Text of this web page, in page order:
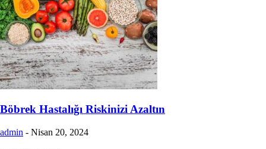
Böbrek Hastalığı Riskinizi Azaltın
admin - Nisan 20, 2024